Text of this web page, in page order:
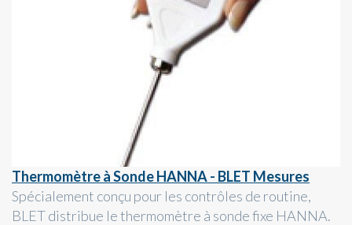
Thermomètre à Sonde HANNA - BLET Mesures
Spécialement conçu pour les contrôles de routine,
BLET distribue le thermomètre à sonde fixe HANNA.